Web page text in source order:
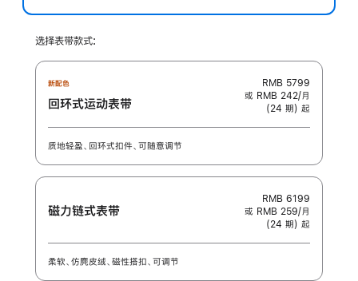
选择表带款式:
新配色
回环式运动表带
RMB 5799
或 RMB 242/月
(24 期) 起
质地轻盈、回环式扣件、可随意调节
磁力链式表带
RMB 6199
或 RMB 259/月
(24 期) 起
柔软、仿麂皮绒、磁性搭扣、可调节